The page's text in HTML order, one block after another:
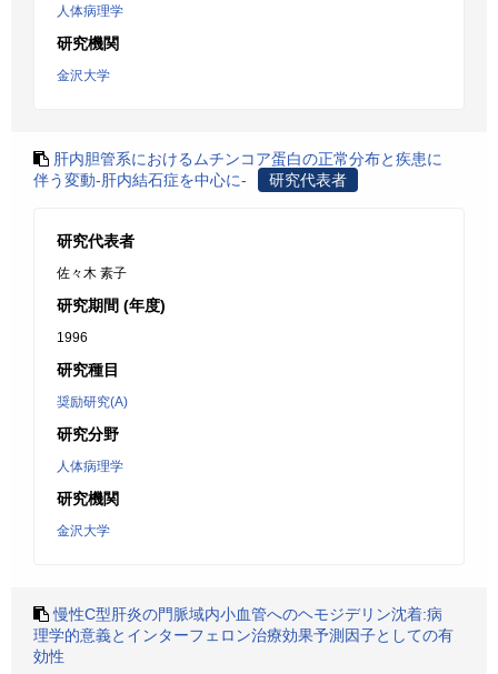
人体病理学
研究機関
金沢大学
肝内胆管系におけるムチンコア蛋白の正常分布と疾患に
伴う変動-肝内結石症を中心に-
研究代表者
研究代表者
佐々木 素子
研究期間 (年度)
1996
研究種目
奨励研究(A)
研究分野
人体病理学
研究機関
金沢大学
慢性C型肝炎の門脈域内小血管へのヘモジデリン沈着:病
理学的意義とインターフェロン治療効果予測因子としての有
効性